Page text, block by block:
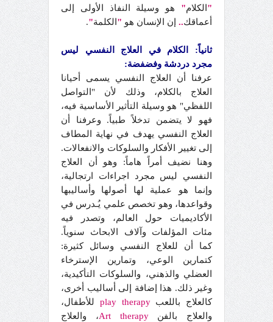
" الكلام" هو وسيلة النفاذ الأولى إلى
أعماقك.. إن الإنسان هو " الكلمة"
.
ثانياً: الكلام في العلاج النفسي ليس
مجرد دردشة وفضفضة:
عرفنا أن العلاج النفسي يسمى أحيانا
العلاج بالكلام، وذلك لأن "التواصل
اللفظي" هو وسيلة التأثير الأساسية فيه،
فهو لا يتضمن تدخلاً طبياً. وعرفنا أن
العلاج النفسي يهدف في نهاية المطاف
إلى تغيير الأفكار والسلوكات والانفعالات.
وهنا نضيف أمراً هاماً: وهو أن العلاج
النفسي ليس مجرد اجراءات ارتجالية،
وإنما هو عملية لها أصولها وأساليبها
وقواعدها، وهو تخصص علمي يُـدرس في
الأكاديميات حول العالم، وتصدر فيه
مئات المؤلفات وآلاف الابحاث سنوياً.
كما أن للعلاج النفسي وسائل كثيرة:
كتمارين الوعي، وتمارين الإسترخاء
العضلي والذهني، والسلوكات التأكيدية،
وغير ذلك. هذا إضافة إلى أساليب أخرى،
كالعلاج باللعب
play therapy
للأطفال،
والعلاج بالفن
Art therapy
، والعلاج